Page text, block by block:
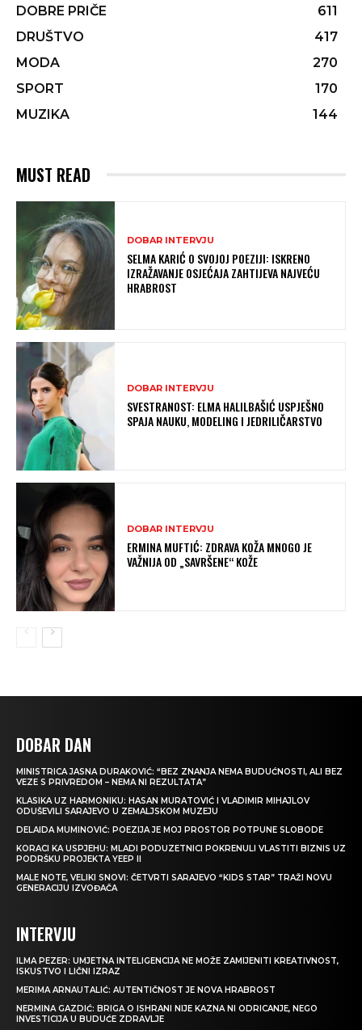
DOBRE PRIČE
611
DRUŠTVO
417
MODA
270
SPORT
170
MUZIKA
144
MUST READ
DOBAR INTERVJU
SELMA KARIĆ O SVOJOJ POEZIJI: ISKRENO
IZRAŽAVANJE OSJEĆAJA ZAHTIJEVA NAJVEĆU
HRABROST
DOBAR INTERVJU
SVESTRANOST: ELMA HALILBAŠIĆ USPJEŠNO
SPAJA NAUKU, MODELING I JEDRILIČARSTVO
DOBAR INTERVJU
ERMINA MUFTIĆ: ZDRAVA KOŽA MNOGO JE
VAŽNIJA OD „SAVRŠENE“ KOŽE
DOBAR DAN
MINISTRICA JASNA DURAKOVIĆ: “BEZ ZNANJA NEMA BUDUĆNOSTI, ALI BEZ
VEZE S PRIVREDOM – NEMA NI REZULTATA”
KLASIKA UZ HARMONIKU: HASAN MURATOVIĆ I VLADIMIR MIHAJLOV
ODUŠEVILI SARAJEVO U ZEMALJSKOM MUZEJU
DELAIDA MUMINOVIĆ: POEZIJA JE MOJ PROSTOR POTPUNE SLOBODE
KORACI KA USPJEHU: MLADI PODUZETNICI POKRENULI VLASTITI BIZNIS UZ
PODRŠKU PROJEKTA YEEP II
MALE NOTE, VELIKI SNOVI: ČETVRTI SARAJEVO “KIDS STAR” TRAŽI NOVU
GENERACIJU IZVOĐAČA
INTERVJU
ILMA PEZER: UMJETNA INTELIGENCIJA NE MOŽE ZAMIJENITI KREATIVNOST,
ISKUSTVO I LIČNI IZRAZ
MERIMA ARNAUTALIĆ: AUTENTIČNOST JE NOVA HRABROST
NERMINA GAZDIĆ: BRIGA O ISHRANI NIJE KAZNA NI ODRICANJE, NEGO
INVESTICIJA U BUDUĆE ZDRAVLJE